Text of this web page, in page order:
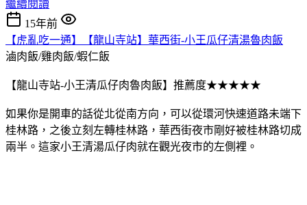
繼續閱讀
15年前
【虎亂吃一通】【龍山寺站】華西街-小王瓜仔清湯魯肉飯
滷肉飯/雞肉飯/蝦仁飯
【龍山寺站-小王清瓜仔肉魯肉飯】推薦度★★★★★
如果你是開車的話從北從南方向，可以從環河快速道路未端下
桂林路，之後立刻左轉桂林路，華西街夜市剛好被桂林路切成
兩半。這家小王清湯瓜仔肉就在觀光夜市的左側裡。